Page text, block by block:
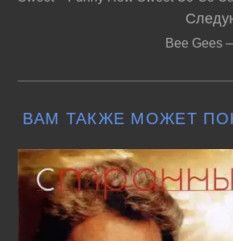
Bee Gees
ВАМ ТАКЖЕ МОЖЕТ